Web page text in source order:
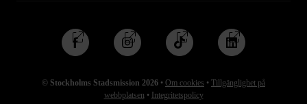
© Stockholms Stadsmission 2026 • Om cookies • Tillgänglighet på
webbplatsen • Integritetspolicy
Följ
oss
Facebook
Följ
oss
Instagram
Följ
oss
TikTok
Följ
oss
Linkedin